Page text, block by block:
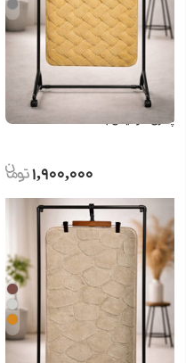
پادری خز گیس بافت
1,900,000